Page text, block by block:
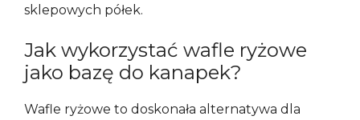
sklepowych półek.
Jak wykorzystać wafle ryżowe
jako bazę do kanapek?
Wafle ryżowe to doskonała alternatywa dla